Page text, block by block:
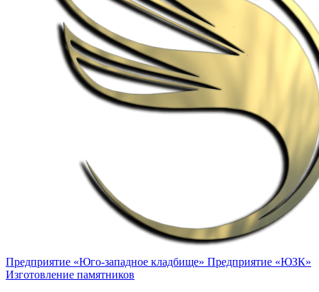
Предприятие «Юго-западное кладбище» Предприятие «ЮЗК»
Изготовление памятников